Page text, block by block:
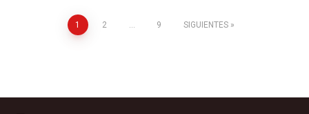
1 2 9 SIGUIENTES